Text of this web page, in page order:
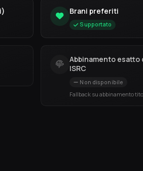
Brani preferiti
Supportato
Abbinamento esatto
ISRC
Non disponibile
Fallback su abbinamento